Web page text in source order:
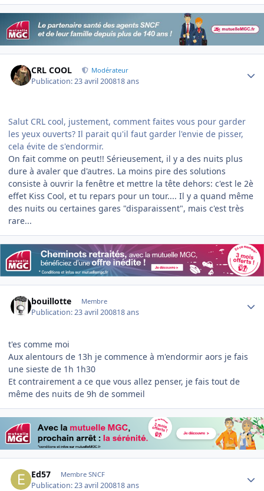
CRL COOL Modérateur
Publication:23 avril 200818 ans
Salut CRL cool, justement, comment faites vous pour garder
les yeux ouverts? Il parait qu'il faut garder l'envie de pisser,
cela évite de s'endormir.
On fait comme on peut!! Sérieusement, il y a des nuits plus
dure à avaler que d'autres. La moins pire des solutions
consiste à ouvrir la fenêtre et mettre la tête dehors: c'est le 2è
effet Kiss Cool, et tu repars pour un tour.... Il y a quand même
des nuits ou certaines gares "disparaissent", mais c'est très
rare...
bouillotte Membre
Publication:23 avril 200818 ans
t'es comme moi
Aux alentours de 13h je commence à m'endormir aors je fais
une sieste de 1h 1h30
Et contrairement a ce que vous allez penser, je fais tout de
même des nuits de 9h de sommeil
Ed57 Membre SNCF
Publication:23 avril 200818 ans